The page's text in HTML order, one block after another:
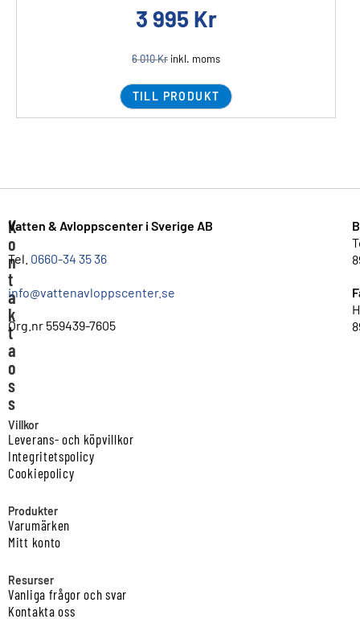
3 995 Kr
6 010Kr inkl. moms
TILL PRODUKT
K
o
n
t
a
k
t
a
o
s
s
Vatten & Avloppscenter i Sverige AB
Tel. 0660-34 35 36
info@vattenavloppscenter.se
Org.nr 559439-7605
Villkor
Leverans- och köpvillkor
Integritetspolicy
Cookiepolicy
Produkter
Varumärken
Mitt konto
Resurser
Vanliga frågor och svar
Kontakta oss